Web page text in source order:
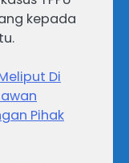
kepada
Di
Pihak